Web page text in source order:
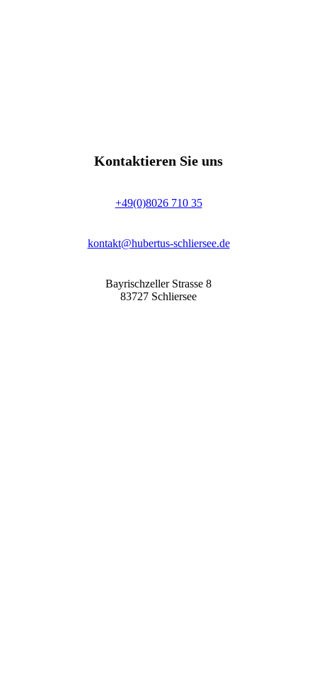
Kontaktieren Sie uns
+49(0)8026 710 35
kontakt@hubertus-schliersee.de
Bayrischzeller Strasse 8
83727 Schliersee